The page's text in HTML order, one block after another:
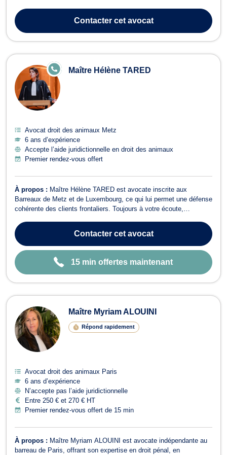
des contrats, droit de la famille, droit pénal, droit des mineurs, droit
civil, et droit p...
Contactercet avocat
Maître Hélène TARED
E
N
G
N
E
Avocat droit des animaux Metz
6 ans d’expérience
Accepte l’aide juridictionnelle en droit des animaux
Premier rendez-vous offert
À propos : Maître Hélène TARED est avocate inscrite aux
Barreaux de Metz et de Luxembourg, ce qui lui permet une défense
cohérente des clients frontaliers. Toujours à votre écoute,
dans les domaines des contentieux civil, pénal et commercial (droit
du dommage corporel, dr...Contactercet avocat
15 min offertes maintenant
Maître Myriam ALOUINI
Répond rapidement
Avocat droit des animaux Paris
6 ans d’expérience
N’accepte pas l’aide juridictionnelle
Entre 250 € et 270 € HT
Premier rendez-vous offert de 15 min
À propos : Maître Myriam ALOUINI est avocate indépendante au
barreau de Paris, offrant son expertise en droit pénal, en